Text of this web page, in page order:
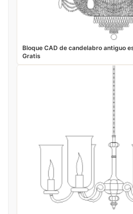
Bloque CAD de candelabro antiguo
Gratis